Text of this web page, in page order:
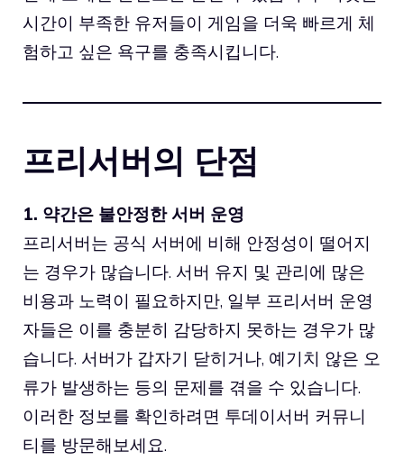
시간이 부족한 유저들이 게임을 더욱 빠르게 체
험하고 싶은 욕구를 충족시킵니다.
프리서버의 단점
1. 약간은 불안정한 서버 운영
프리서버는 공식 서버에 비해 안정성이 떨어지
는 경우가 많습니다. 서버 유지 및 관리에 많은
비용과 노력이 필요하지만, 일부 프리서버 운영
자들은 이를 충분히 감당하지 못하는 경우가 많
습니다. 서버가 갑자기 닫히거나, 예기치 않은 오
류가 발생하는 등의 문제를 겪을 수 있습니다.
이러한 정보를 확인하려면 투데이서버 커뮤니
티를 방문해보세요.